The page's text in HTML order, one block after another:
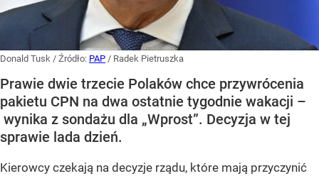
Donald Tusk / Źródło: PAP / Radek Pietruszka
Prawie dwie trzecie Polaków chce przywrócenia
pakietu CPN na dwa ostatnie tygodnie wakacji –
wynika z sondażu dla „Wprost”. Decyzja w tej
sprawie lada dzień.
Kierowcy czekają na decyzje rządu, które mają przyczynić